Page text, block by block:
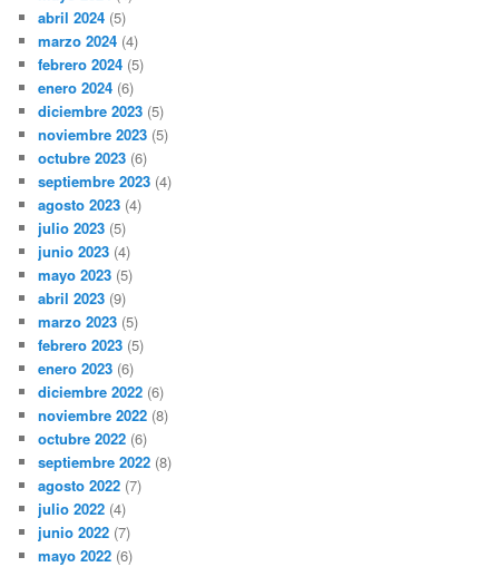
abril 2024 (5)
marzo 2024 (4)
febrero 2024 (5)
enero 2024 (6)
diciembre 2023 (5)
noviembre 2023 (5)
octubre 2023 (6)
septiembre 2023 (4)
agosto 2023 (4)
julio 2023 (5)
junio 2023 (4)
mayo 2023 (5)
abril 2023 (9)
marzo 2023 (5)
febrero 2023 (5)
enero 2023 (6)
diciembre 2022 (6)
noviembre 2022 (8)
octubre 2022 (6)
septiembre 2022 (8)
agosto 2022 (7)
julio 2022 (4)
junio 2022 (7)
mayo 2022 (6)